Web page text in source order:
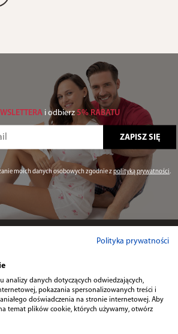
i odbierz 5% RABATU
moich danych osobowych zgodnie zpolityką prywatności.
Polityka prywatności
analizy danych dotyczących odwiedzających,
pokazania spersonalizowanych treści i
doświadczenia na stronie internetowej. Aby
temat plików cookie, których używamy, otwórz